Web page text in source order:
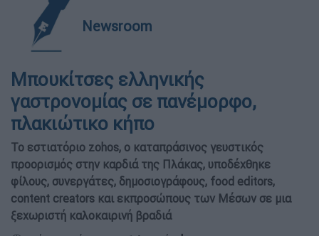
Newsroom
Μπουκίτσες ελληνικής
γαστρονομίας σε πανέμορφο,
πλακιώτικο κήπο
Το εστιατόριο zohos, ο καταπράσινος γευστικός
προορισμός στην καρδιά της Πλάκας, υποδέχθηκε
φίλους, συνεργάτες, δημοσιογράφους, food editors,
content creators και εκπροσώπους των Μέσων σε μια
ξεχωριστή καλοκαιρινή βραδιά